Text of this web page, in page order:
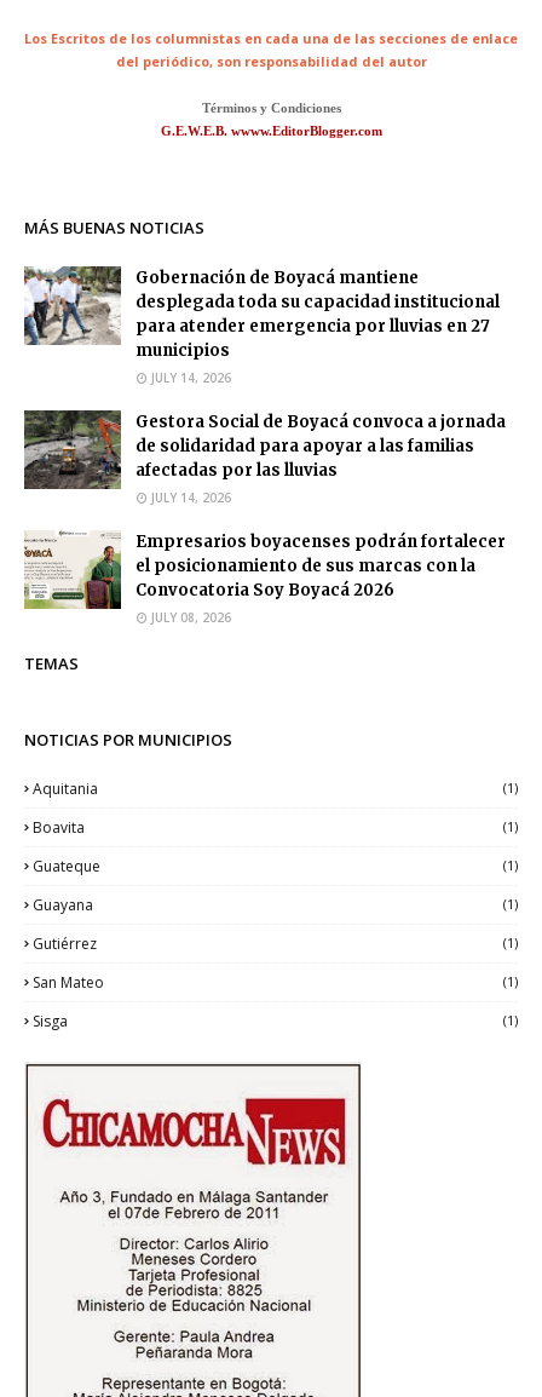
Los Escritos de los columnistas en cada una de las secciones de enlace
del periódico, son responsabilidad del autor
Términos y Condiciones
G.E.W.E.B. wwww.EditorBlogger.com
MÁS BUENAS NOTICIAS
Gobernación de Boyacá mantiene
desplegada toda su capacidad institucional
para atender emergencia por lluvias en 27
municipios
JULY 14, 2026
Gestora Social de Boyacá convoca a jornada
de solidaridad para apoyar a las familias
afectadas por las lluvias
JULY 14, 2026
Empresarios boyacenses podrán fortalecer
el posicionamiento de sus marcas con la
Convocatoria Soy Boyacá 2026
JULY 08, 2026
TEMAS
NOTICIAS POR MUNICIPIOS
Aquitania (1)
Boavita (1)
Guateque (1)
Guayana (1)
Gutiérrez (1)
San Mateo (1)
Sisga (1)